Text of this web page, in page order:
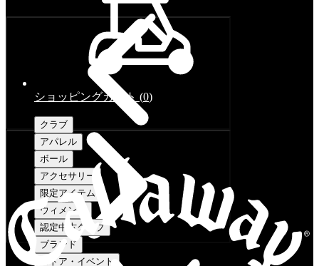
ショッピングカート (0)
クラブ
アパレル
ボール
アクセサリー
限定アイテム
ウィメンズ
認定中古クラブ
ブランド
ストア・イベント